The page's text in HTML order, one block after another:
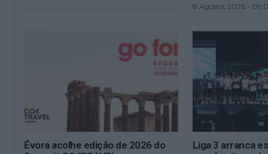
8 Agosto, 2026 -
Évora acolhe edição de 2026 do
Liga 3 arranca